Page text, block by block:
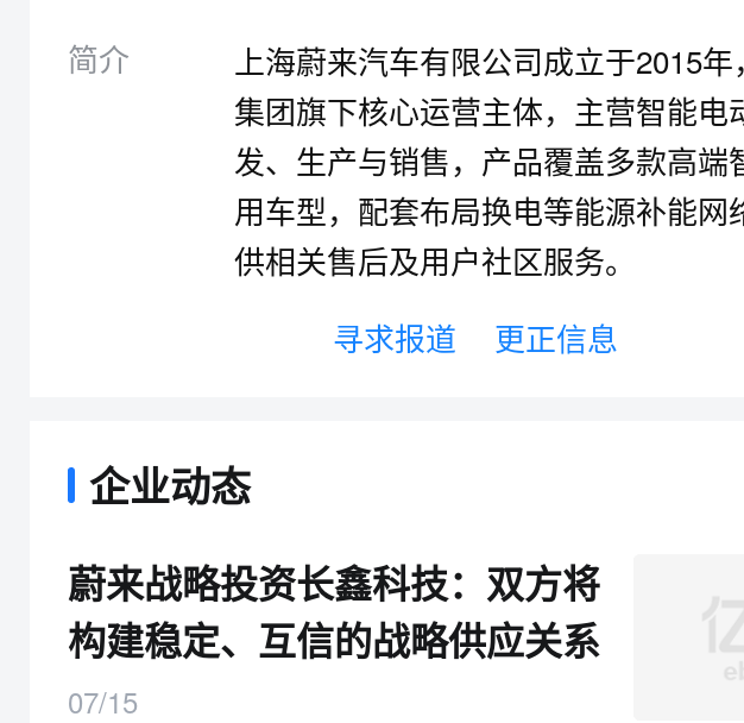
简介
上海蔚来汽车有限公司成立于2015
集团旗下核心运营主体，主营智能电
发、生产与销售，产品覆盖多款高端
用车型，配套布局换电等能源补能网
供相关售后及用户社区服务。
寻求报道
更正信息
企业动态
蔚来战略投资长鑫科技：双方将
构建稳定、互信的战略供应关系
07/15